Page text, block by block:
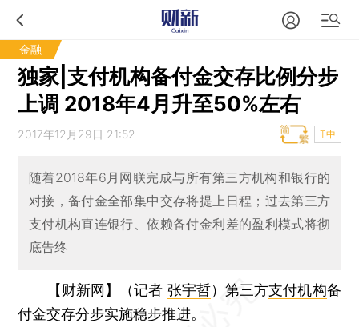
金融
独家|支付机构备付金交存比例分步
上调 2018年4月升至50%左右
2017年12月29日 21:52 T中
随着2018年6月网联完成与所有第三方机构和银行的
对接，备付金全部集中交存将提上日程；过去第三方
支付机构直连银行、依赖备付金利差的盈利模式将彻
底告终
【财新网】（记者 张宇哲） 第三方支付机构备
付金交存分步实施稳步推进。